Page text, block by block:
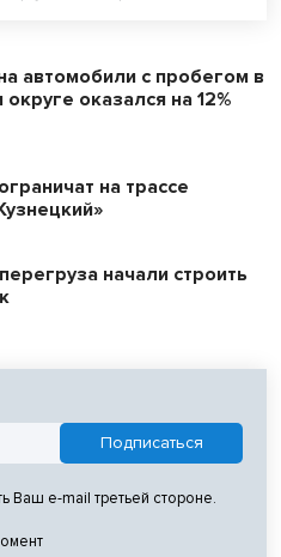
транспортная система».
автомобили с пробегом в
оказался на 12%
на трассе
начали строить
Ваш e-mail третьей стороне.